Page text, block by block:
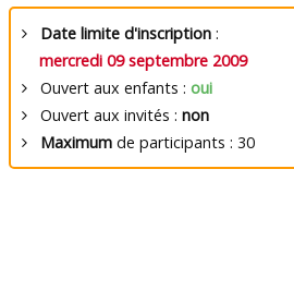
Date limite d'inscription:
mercredi 09 septembre 2009
Ouvert aux enfants : oui
Ouvert aux invités : non
Maximumde participants : 30